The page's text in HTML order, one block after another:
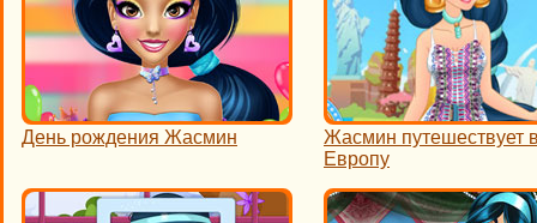
День рождения Жасмин
Жасмин путешествует
Европу